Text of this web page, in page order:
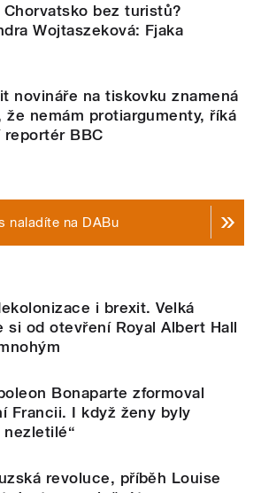
Chorvatsko bez turistů?
Wojtaszeková: Fjaka
novináře na tiskovku znamená
že nemám protiargumenty, říká
reportér BBC
naladíte na DABu
i brexit. Velká
si od otevření Royal Albert Hall
Bonaparte zformoval
Francii. I když ženy byly
nezletilé“
revoluce, příběh Louise